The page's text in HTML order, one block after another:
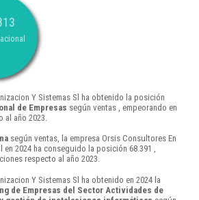
Y Sistemas Sl ha obtenido la posición
de Empresas según ventas , empeorando en
al año 2023.
según ventas, la empresa Orsis Consultores En
en 2024 ha conseguido la posición 68.391 ,
respecto al año 2023.
Y Sistemas Sl ha obtenido en 2024 la
de Empresas del Sector Actividades de